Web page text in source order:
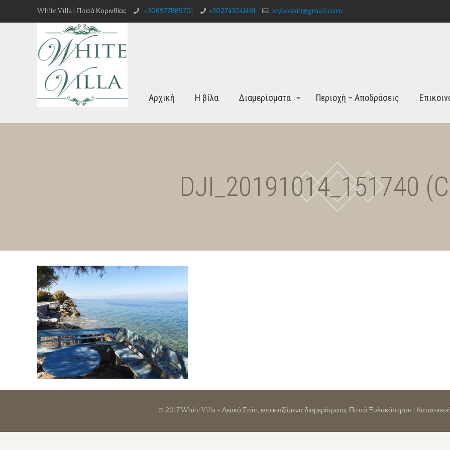
White Villa | Πιτσά Κορινθίας +306977889701 +302743041481 leykospiti@gmail.com
Αρχική Η βίλα Διαμερίσματα Περιοχή – Αποδράσεις
DJI_20191014_151740
© 2017 White Villa - Λευκό Σπίτι, ενοικιαζόμενα διαμερίσματα, Πιτσά Ξυλοκάστρου |